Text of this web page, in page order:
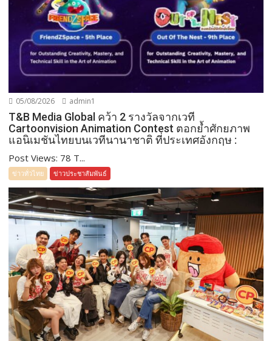
05/08/2026 admin1
T&B Media Global คว้า 2 รางวัลจากเวที
Cartoonvision Animation Contest ตอกย้ำศักยภาพ
แอนิเมชันไทยบนเวทีนานาชาติ ที่ประเทศอังกฤษ :
Post Views: 78 T...
ข่าวทั่วไทย ข่าวประชาสัมพันธ์